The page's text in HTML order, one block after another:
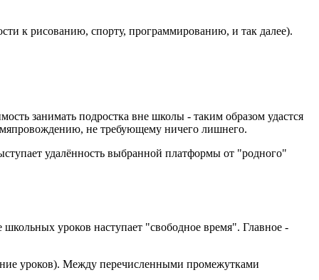
к рисованию, спорту, программированию, и так далее).
занимать подростка вне школы - таким образом удастся
не требующему ничего лишнего.
удалённость выбранной платформы от "родного"
уроков наступает "свободное время". Главное -
уроков). Между перечисленными промежутками